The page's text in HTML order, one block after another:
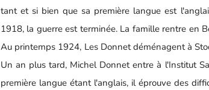
tant et si bien que sa première langue est
1918, la guerre est terminée. La famille rentre en
Au printemps 1924, Les Donnet déménagent à
Un an plus tard, Michel Donnet entre à l'Institut
première langue étant l'anglais, il éprouve des